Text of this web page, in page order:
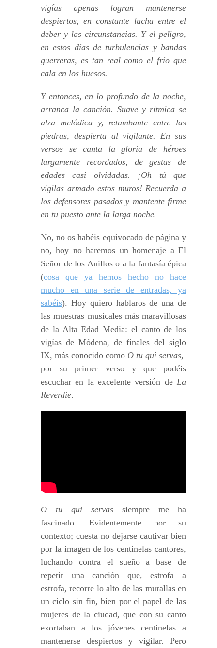
vigías apenas logran mantenerse
despiertos, en constante lucha entre el
deber y las circunstancias. Y el peligro,
en estos días de turbulencias y bandas
guerreras, es tan real como el frío que
cala en los huesos.
Y entonces, en lo profundo de la noche,
arranca la canción. Suave y rítmica se
alza melódica y, retumbante entre las
piedras, despierta al vigilante. En sus
versos se canta la gloria de héroes
largamente recordados, de gestas de
edades casi olvidadas. ¡Oh tú que
vigilas armado estos muros! Recuerda a
los defensores pasados y mantente firme
en tu puesto ante la larga noche.
No, no os habéis equivocado de página y
no, hoy no haremos un homenaje a El
Señor de los Anillos o a la fantasía épica
(cosa que ya hemos hecho no hace
mucho en una serie de entradas, ya
sabéis). Hoy quiero hablaros de una de
las muestras musicales más maravillosas
de la Alta Edad Media: el canto de los
vigías de Módena, de finales del siglo
IX, más conocido como O tu qui servas,
por su primer verso y que podéis
escuchar en la excelente versión de La
Reverdie.
O tu qui servas siempre me ha
fascinado. Evidentemente por su
contexto; cuesta no dejarse cautivar bien
por la imagen de los centinelas cantores,
luchando contra el sueño a base de
repetir una canción que, estrofa a
estrofa, recorre lo alto de las murallas en
un ciclo sin fin, bien por el papel de las
mujeres de la ciudad, que con su canto
exortaban a los jóvenes centinelas a
mantenerse despiertos y vigilar. Pero